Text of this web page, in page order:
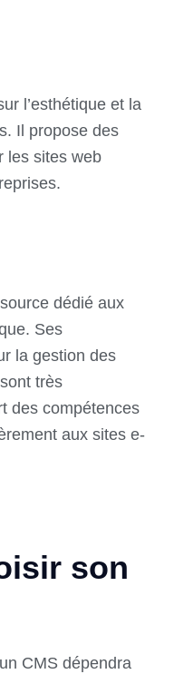
l’esthétique et la
Il propose des
les sites web
dédié aux
Ses
la gestion des
très
des compétences
aux sites e-
son
CMS dépendra